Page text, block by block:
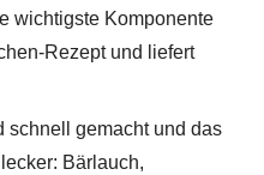
wichtigste Komponente
Rezept und liefert
schnell gemacht und das
Bärlauch,